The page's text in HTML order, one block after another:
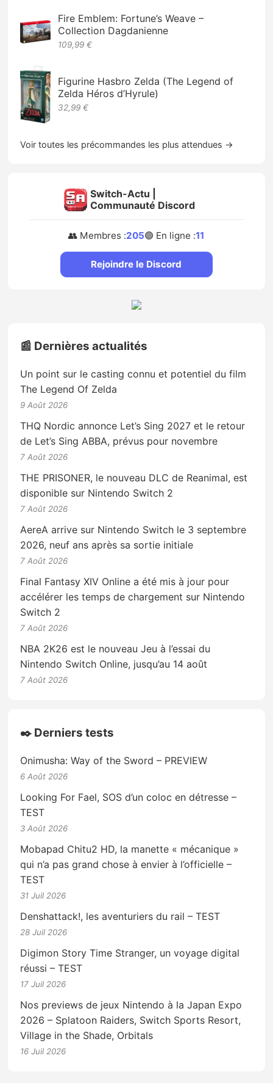
Fire Emblem: Fortune’s Weave –
Collection Dagdanienne
109,99 €
Figurine Hasbro Zelda (The Legend of
Zelda Héros d’Hyrule)
32,99 €
Voir toutes les précommandes les plus attendues →
Switch-Actu |
Communauté Discord
👥 Membres :205🟢 En ligne :11
Rejoindre le Discord
📰 Dernières actualités
Un point sur le casting connu et potentiel du film
The Legend Of Zelda
9 Août 2026
THQ Nordic annonce Let’s Sing 2027 et le retour
de Let’s Sing ABBA, prévus pour novembre
7 Août 2026
THE PRISONER, le nouveau DLC de Reanimal, est
disponible sur Nintendo Switch 2
7 Août 2026
AereA arrive sur Nintendo Switch le 3 septembre
2026, neuf ans après sa sortie initiale
7 Août 2026
Final Fantasy XIV Online a été mis à jour pour
accélérer les temps de chargement sur Nintendo
Switch 2
7 Août 2026
NBA 2K26 est le nouveau Jeu à l’essai du
Nintendo Switch Online, jusqu’au 14 août
7 Août 2026
✒️ Derniers tests
Onimusha: Way of the Sword – PREVIEW
6 Août 2026
Looking For Fael, SOS d’un coloc en détresse –
TEST
3 Août 2026
Mobapad Chitu2 HD, la manette « mécanique »
qui n’a pas grand chose à envier à l’officielle –
TEST
31 Juil 2026
Denshattack!, les aventuriers du rail – TEST
28 Juil 2026
Digimon Story Time Stranger, un voyage digital
réussi – TEST
17 Juil 2026
Nos previews de jeux Nintendo à la Japan Expo
2026 – Splatoon Raiders, Switch Sports Resort,
Village in the Shade, Orbitals
16 Juil 2026